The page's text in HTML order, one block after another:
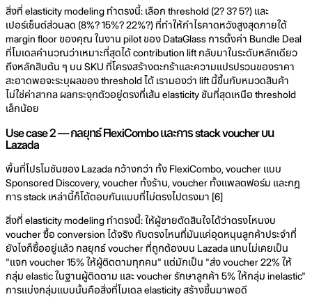
สิ่งที่ elasticity modeling ทำตรงนี้: เลือก threshold (2? 3? 5?) และ
เปอร์เซ็นต์ส่วนลด (8%? 15%? 22%?) ที่ทำให้กำไรคาดหวังสูงสุดภายใต้
margin floor ของคุณ ในงาน pilot ของ DataGlass การตั้งค่า Bundle Deal
ที่โมเดลคำนวณว่าเหมาะที่สุดได้ contribution lift กลับมาในระดับหลักเดียว
ถึงหลักสิบต้น ๆ บน SKU ที่โครงสร้างตะกร้าและความแปรปรวนของราคา
สะอาดพอจะระบุผลของ threshold ได้ เรามองว่า lift นี้ขึ้นกับหมวดสินค้า
ไม่ใช่ค่าสากล ผลกระจุกตัวอยู่ตรงที่เส้น elasticity ชันที่สุดเหนือ threshold
เล็กน้อย
Use case 2 — กลยุทธ์ FlexiCombo และการ stack voucher บน
Lazada
พื้นที่โปรโมชันของ Lazada กว้างกว่า ทั้ง FlexiCombo, voucher แบบ
Sponsored Discovery, voucher ทั้งร้าน, voucher ทั้งแพลตฟอร์ม และกฎ
การ stack เหล่านี้ก็โต้ตอบกันแบบที่ไม่ตรงไปตรงมา [6]
สิ่งที่ elasticity modeling ทำตรงนี้: ให้ผู้ขายตัดสินใจได้ว่าตรงไหนงบ
voucher ซื้อ conversion ได้จริง กับตรงไหนที่มันแค่อุดหนุนลูกค้าประจำที่
ยังไงก็ซื้ออยู่แล้ว กลยุทธ์ voucher ที่ถูกต้องบน Lazada แทบไม่เคยเป็น
"แจก voucher 15% ให้ผู้ติดตามทุกคน" แต่มักเป็น "ส่ง voucher 22% ให้
กลุ่ม elastic ในฐานผู้ติดตาม และ voucher รักษาลูกค้า 5% ให้กลุ่ม inelastic"
การแบ่งกลุ่มแบบนั้นคือสิ่งที่โมเดล elasticity สร้างขึ้นมาพอดี